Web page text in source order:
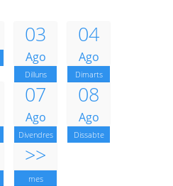
03
Ago
Dilluns
04
Ago
Dimarts
07
Ago
Divendres
08
Ago
Dissabte
>>
mes